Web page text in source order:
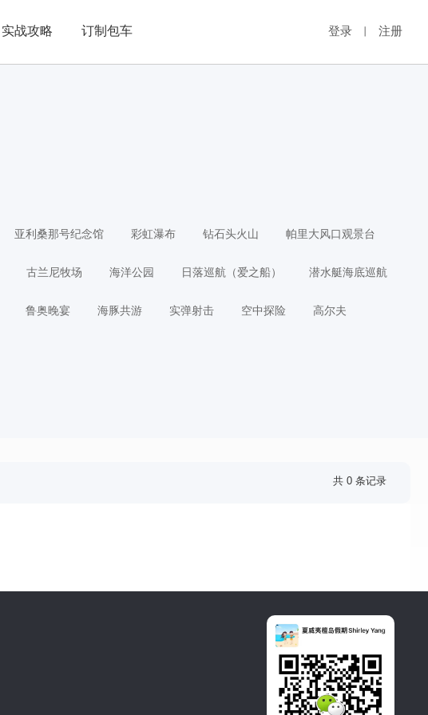
实战攻略 订制包车 登录 注册
亚利桑那号纪念馆 彩虹瀑布 钻石头火山 帕里大风口观景台
古兰尼牧场 海洋公园 日落巡航（爱之船） 潜水艇海底巡航
鲁奥晚宴 海豚共游 实弹射击 空中探险 高尔夫
共 0 条记录